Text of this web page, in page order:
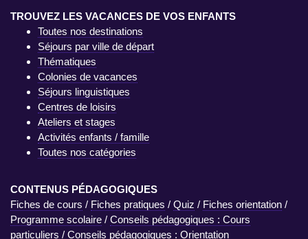
TROUVEZ LES VACANCES DE VOS ENFANTS
Toutes nos destinations
Séjours par ville de départ
Thématiques
Colonies de vacances
Séjours linguistiques
Centres de loisirs
Ateliers et stages
Activités enfants / famille
Toutes nos catégories
CONTENUS PÉDAGOGIQUES
Fiches de cours / Fiches pratiques / Quiz / Fiches orientation /
Programme scolaire / Conseils pédagogiques : Cours
particuliers / Conseils pédagogiques : Orientation